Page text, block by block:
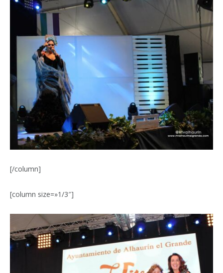
[/column]
[column size=»1/3″]